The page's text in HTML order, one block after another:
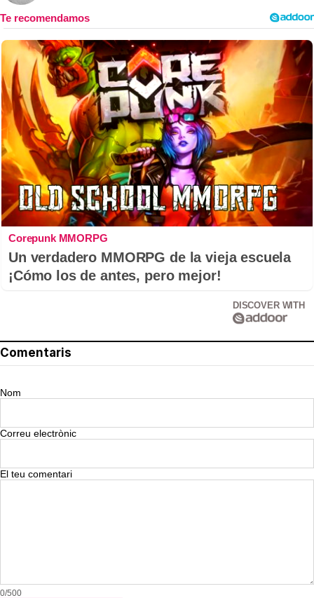
Corepunk MMORPG
Un verdadero MMORPG de la vieja escuela
¡Cómo los de antes, pero mejor!
DISCOVER WITH
Comentaris
Nom
Correu electrònic
El teu comentari
0/500